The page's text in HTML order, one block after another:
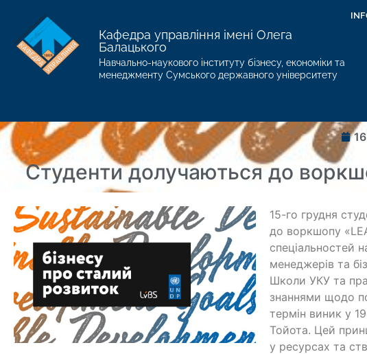
Кафедра управління імені Олега
Балацького
Навчально-наукового інституту бізнесу, економіки та
менеджменту Сумського державного університету
Студенти долучаються до
15-го грудня
до воркшопу
спеціальностей
менеджерів та
Школи УКУ та
знаннями щодо
термін виник у
Тойота. Цей
у ресурсах та